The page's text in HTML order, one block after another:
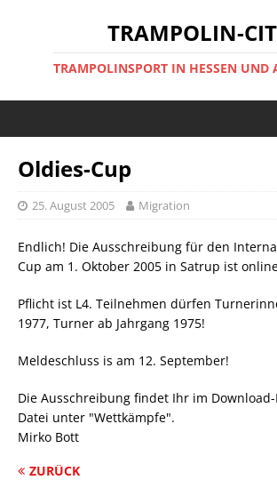
TRAMPOLIN-
TRAMPOLINSPORT IN HESSEN UND
Oldies-Cup
25. August 2005 Migration
Endlich! Die Ausschreibung für den
Cup am 1. Oktober 2005 in Satrup ist
Pflicht ist L4. Teilnehmen dürfen
1977, Turner ab Jahrgang 1975!
Meldeschluss is am 12. September!
Die Ausschreibung findet Ihr im
Datei unter "Wettkämpfe".
Mirko Bott
ZURÜCK